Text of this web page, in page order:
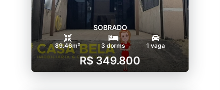
SOBRADO
89.46m² 3 dorms 1 vaga
R$ 349.800